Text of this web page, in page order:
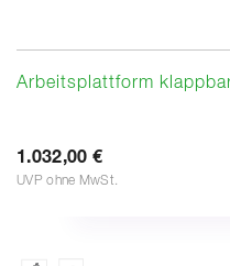
Arbeitsplattform
1.032,00 €
UVP ohne MwSt.